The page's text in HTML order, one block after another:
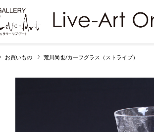
リブ・アート オンラインショップ
お買いもの 荒川尚也/カーフグラス（ストライプ）